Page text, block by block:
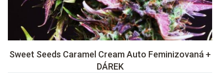
Sweet Seeds Caramel Cream Auto Feminizovaná +
DÁREK